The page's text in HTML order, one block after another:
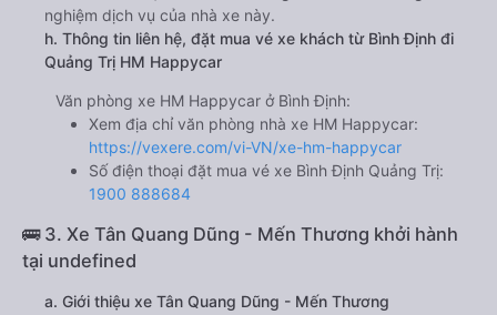
nghiệm dịch vụ của nhà xe này.
h. Thông tin liên hệ, đặt mua vé xe khách từ Bình Định đi
Quảng Trị HM Happycar
Văn phòng xe HM Happycar ở Bình Định:
Xem địa chỉ văn phòng nhà xe HM Happycar:
https://vexere.com/vi-VN/xe-hm-happycar
Số điện thoại đặt mua vé xe Bình Định Quảng Trị:
1900 888684
🚌 3. Xe Tân Quang Dũng - Mến Thương khởi hành
tại undefined
a. Giới thiệu xe Tân Quang Dũng - Mến Thương